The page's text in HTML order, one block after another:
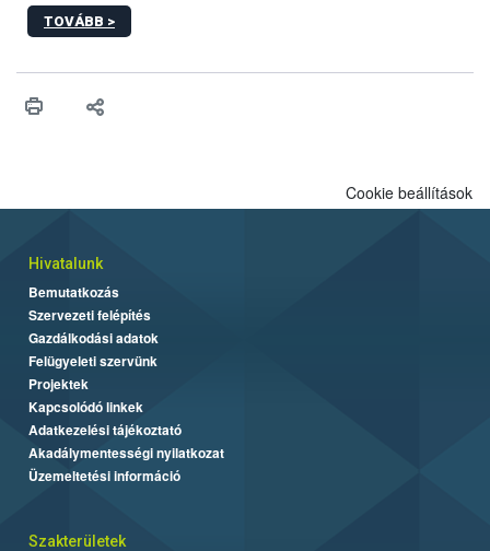
engedélyokiratát módosította, így azok a szüretet követően,
egészen a vesszőérettség (BBCH 91) stádiumáig
érésű szőlőkben is legyen lehetőség a károsító elleni további
felhasználók számára is elérhető és ökológiai termesztésben is
TOVÁBB >
Cookie beállítások
Hivatalunk
Bemutatkozás
Szervezeti felépítés
Gazdálkodási adatok
Felügyeleti szervünk
Projektek
Kapcsolódó linkek
Adatkezelési tájékoztató
Akadálymentességi nyilatkozat
Üzemeltetési információ
Szakterületek